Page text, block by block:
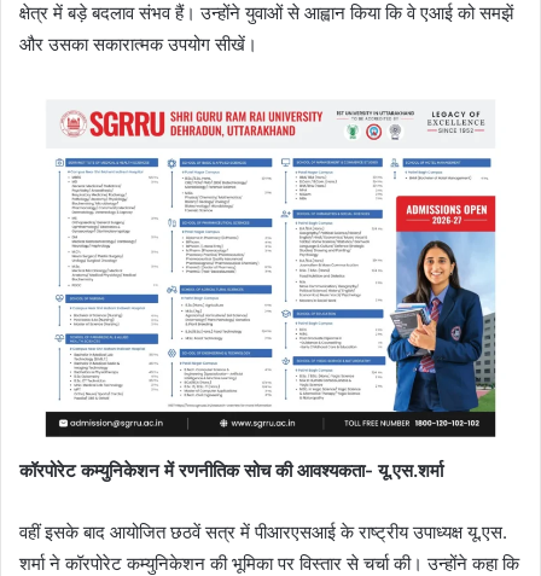
क्षेत्र में बड़े बदलाव संभव हैं। उन्होंने युवाओं से आह्वान किया कि वे एआई को समझें
और उसका सकारात्मक उपयोग सीखें।
कॉरपोरेट कम्युनिकेशन में रणनीतिक सोच की आवश्यकता- यू.एस.शर्मा
वहीं इसके बाद आयोजित छठवें सत्र में पीआरएसआई के राष्ट्रीय उपाध्यक्ष यू.एस.
शर्मा ने कॉरपोरेट कम्युनिकेशन की भूमिका पर विस्तार से चर्चा की। उन्होंने कहा कि